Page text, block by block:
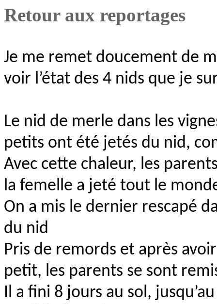
Retour aux reportages
Je me remet doucement de
voir l’état des 4 nids que je
Le nid de merle dans les
petits ont été jetés du nid,
Avec cette chaleur, les
la femelle a jeté tout le
On a mis le dernier rescapé
du nid
Pris de remords et après
petit, les parents se sont
Il a fini 8 jours au sol,